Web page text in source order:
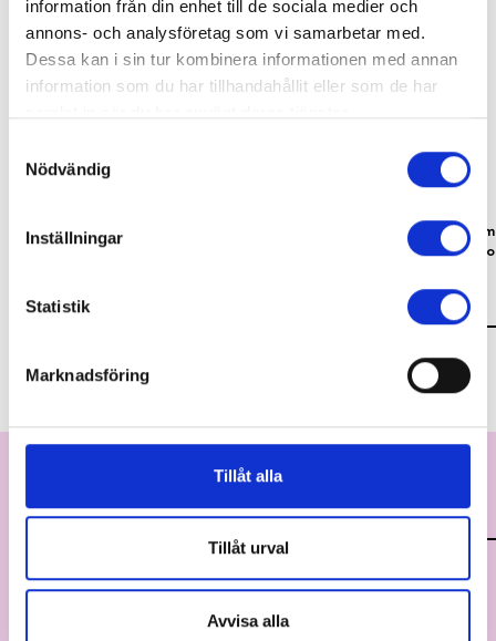
information från din enhet till de sociala medier och
annons- och analysföretag som vi samarbetar med.
Dessa kan i sin tur kombinera informationen med annan
information som du har tillhandahållit eller som de har
Du kan när som helst ändra ditt val. För att återkalla eller
ändra ditt samtycke klickar du på den runda symbolen
Nödvändig
Inställningar
Statistik
Marknadsföring
Tillåt alla
Tillåt urval
Avvisa alla
Spelas nu! Från åk. 7 eller från 12 år och
Urpremiär 25
och relationer på
Fler medarbetare